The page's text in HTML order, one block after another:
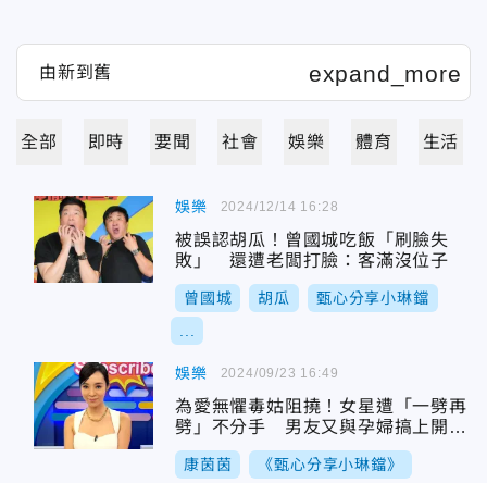
全部 即時 要聞 社會 娛樂 體育 生活
娛樂
被誤認胡瓜！曾國城吃飯「刷臉失
敗」 還遭老闆打臉：客滿沒位子
曾國城 胡瓜 甄心分享小琳鐺
2024/12/14 16:28
娛樂
為愛無懼毒姑阻撓！女星遭「一劈再
劈」不分手 男友又與孕婦搞上開行
事曆約做愛日
康茵茵 《甄心分享小琳鐺》
2024/09/23 16:49